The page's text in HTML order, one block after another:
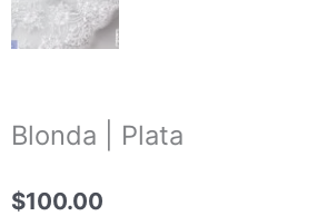
Blonda | Plata
$100.00